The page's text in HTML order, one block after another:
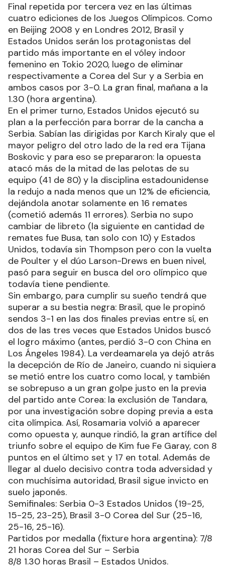
Final repetida por tercera vez en las últimas
cuatro ediciones de los Juegos Olímpicos. Como
en Beijing 2008 y en Londres 2012, Brasil y
Estados Unidos serán los protagonistas del
partido más importante en el vóley indoor
femenino en Tokio 2020, luego de eliminar
respectivamente a Corea del Sur y a Serbia en
ambos casos por 3-0. La gran final, mañana a la
1.30 (hora argentina).
En el primer turno, Estados Unidos ejecutó su
plan a la perfección para borrar de la cancha a
Serbia. Sabían las dirigidas por Karch Kiraly que el
mayor peligro del otro lado de la red era Tijana
Boskovic y para eso se prepararon: la opuesta
atacó más de la mitad de las pelotas de su
equipo (41 de 80) y la disciplina estadounidense
la redujo a nada menos que un 12% de eficiencia,
dejándola anotar solamente en 16 remates
(cometió además 11 errores). Serbia no supo
cambiar de libreto (la siguiente en cantidad de
remates fue Busa, tan solo con 10) y Estados
Unidos, todavía sin Thompson pero con la vuelta
de Poulter y el dúo Larson-Drews en buen nivel,
pasó para seguir en busca del oro olímpico que
todavía tiene pendiente.
Sin embargo, para cumplir su sueño tendrá que
superar a su bestia negra: Brasil, que le propinó
sendos 3-1 en las dos finales previas entre sí, en
dos de las tres veces que Estados Unidos buscó
el logro máximo (antes, perdió 3-0 con China en
Los Ángeles 1984). La verdeamarela ya dejó atrás
la decepción de Río de Janeiro, cuando ni siquiera
se metió entre los cuatro como local, y también
se sobrepuso a un gran golpe justo en la previa
del partido ante Corea: la exclusión de Tandara,
por una investigación sobre doping previa a esta
cita olímpica. Así, Rosamaria volvió a aparecer
como opuesta y, aunque rindió, la gran artífice del
triunfo sobre el equipo de Kim fue Fe Garay, con 8
puntos en el último set y 17 en total. Además de
llegar al duelo decisivo contra toda adversidad y
con muchísima autoridad, Brasil sigue invicto en
suelo japonés.
Semifinales: Serbia 0-3 Estados Unidos (19-25,
15-25, 23-25), Brasil 3-0 Corea del Sur (25-16,
25-16, 25-16).
Partidos por medalla (fixture hora argentina): 7/8
21 horas Corea del Sur – Serbia
8/8 1.30 horas Brasil – Estados Unidos.